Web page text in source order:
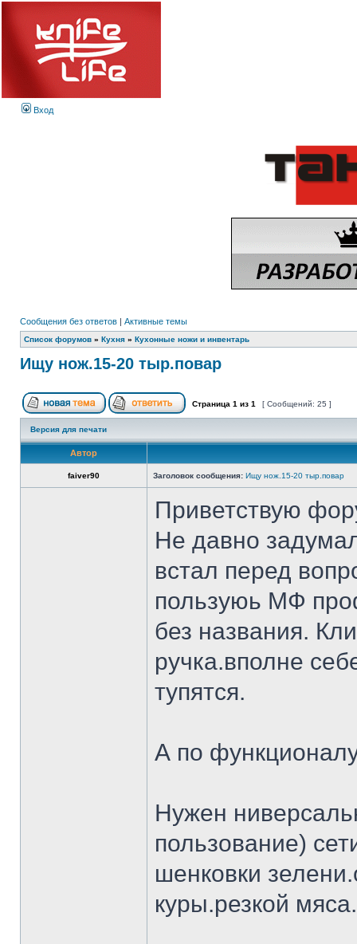
Вход
Сообщения без ответов | Активные темы
Список форумов » Кухня » Кухонные ножи и инвентарь
Ищу нож.15-20 тыр.повар
Страница 1 из 1 [ Сообщений: 25 ]
Версия для печати
Автор
faiver90 Заголовок сообщения: Ищу нож.15-20 тыр.повар
Приветствую
Не давно
встал перед
пользуюь МФ
без названия.
ручка.вполне
тупятся.
А по
Нужен
пользование)
шенковки
куры.резкой